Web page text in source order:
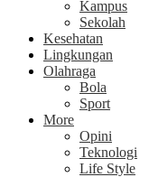
Kampus
Sekolah
Kesehatan
Lingkungan
Olahraga
Bola
Sport
More
Opini
Teknologi
Life Style